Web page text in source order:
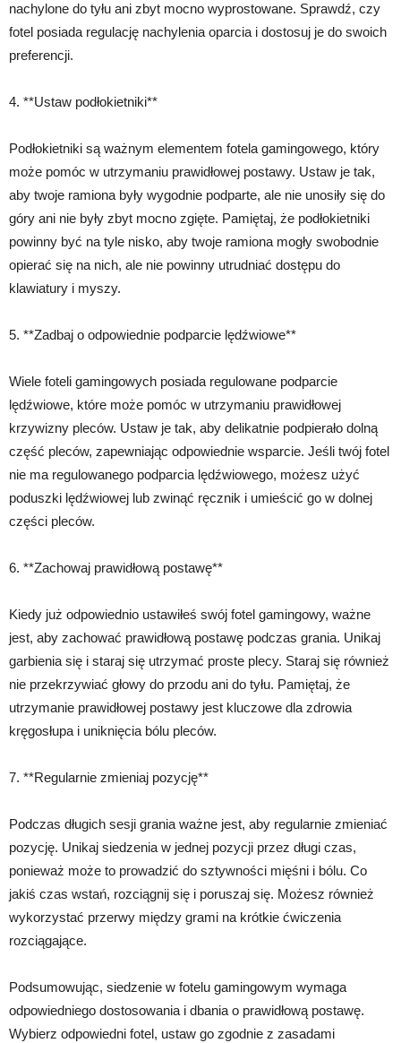
nachylone do tyłu ani zbyt mocno wyprostowane. Sprawdź, czy
fotel posiada regulację nachylenia oparcia i dostosuj je do swoich
preferencji.
4. **Ustaw podłokietniki**
Podłokietniki są ważnym elementem fotela gamingowego, który
może pomóc w utrzymaniu prawidłowej postawy. Ustaw je tak,
aby twoje ramiona były wygodnie podparte, ale nie unosiły się do
góry ani nie były zbyt mocno zgięte. Pamiętaj, że podłokietniki
powinny być na tyle nisko, aby twoje ramiona mogły swobodnie
opierać się na nich, ale nie powinny utrudniać dostępu do
klawiatury i myszy.
5. **Zadbaj o odpowiednie podparcie lędźwiowe**
Wiele foteli gamingowych posiada regulowane podparcie
lędźwiowe, które może pomóc w utrzymaniu prawidłowej
krzywizny pleców. Ustaw je tak, aby delikatnie podpierało dolną
część pleców, zapewniając odpowiednie wsparcie. Jeśli twój fotel
nie ma regulowanego podparcia lędźwiowego, możesz użyć
poduszki lędźwiowej lub zwinąć ręcznik i umieścić go w dolnej
części pleców.
6. **Zachowaj prawidłową postawę**
Kiedy już odpowiednio ustawiłeś swój fotel gamingowy, ważne
jest, aby zachować prawidłową postawę podczas grania. Unikaj
garbienia się i staraj się utrzymać proste plecy. Staraj się również
nie przekrzywiać głowy do przodu ani do tyłu. Pamiętaj, że
utrzymanie prawidłowej postawy jest kluczowe dla zdrowia
kręgosłupa i uniknięcia bólu pleców.
7. **Regularnie zmieniaj pozycję**
Podczas długich sesji grania ważne jest, aby regularnie zmieniać
pozycję. Unikaj siedzenia w jednej pozycji przez długi czas,
ponieważ może to prowadzić do sztywności mięśni i bólu. Co
jakiś czas wstań, rozciągnij się i poruszaj się. Możesz również
wykorzystać przerwy między grami na krótkie ćwiczenia
rozciągające.
Podsumowując, siedzenie w fotelu gamingowym wymaga
odpowiedniego dostosowania i dbania o prawidłową postawę.
Wybierz odpowiedni fotel, ustaw go zgodnie z zasadami